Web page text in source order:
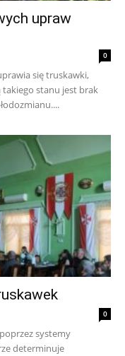
upraw
0
się truskawki,
stanu jest brak
0
systemy
determinuje